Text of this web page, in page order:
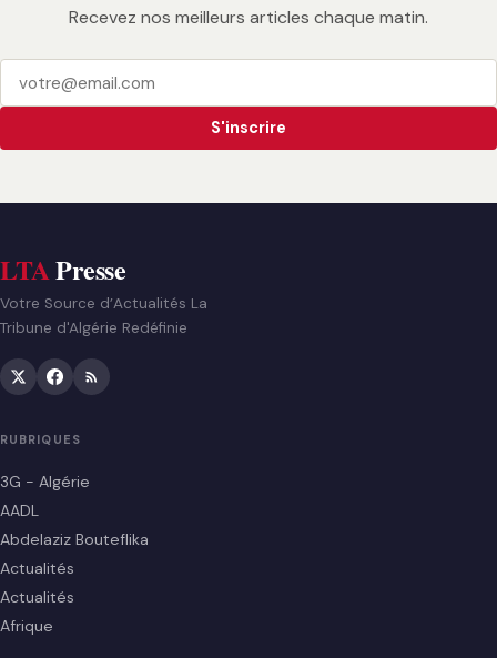
Recevez nos meilleurs articles chaque matin.
S'inscrire
LTAPresse
Votre Source d’Actualités La
Tribune d'Algérie Redéfinie
RUBRIQUES
3G - Algérie
AADL
Abdelaziz Bouteflika
Actualités
Actualités
Afrique